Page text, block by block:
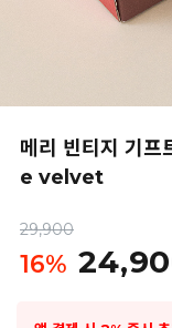
메리 빈티지 기
e velvet
29,900
16%